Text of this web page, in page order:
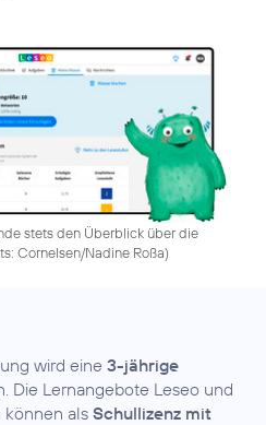
stets den Überblick über die
Cornelsen/Nadine Roßa)
wird eine 3-jährige
Die Lernangebote Leseo und
können als Schullizenz mit